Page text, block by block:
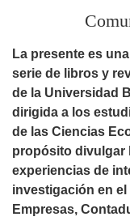
La presente es
serie de libros y
de la Universidad
dirigida a los
de las Ciencias
propósito divulgar
experiencias de
investigación en
Empresas,